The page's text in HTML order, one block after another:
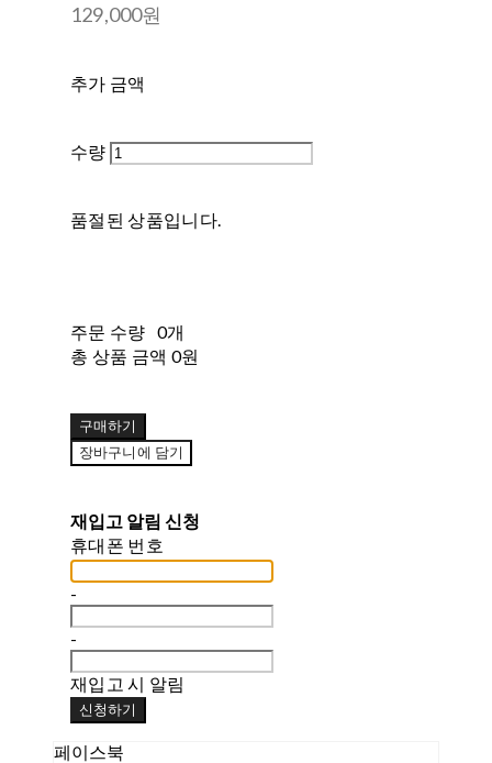
129,000원
추가 금액
수량
품절된 상품입니다.
주문 수량 0개
총 상품 금액 0원
구매하기
장바구니에 담기
재입고 알림 신청
휴대폰 번호
-
-
재입고 시 알림
신청하기
페이스북